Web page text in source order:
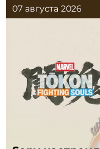
07 августа 2026